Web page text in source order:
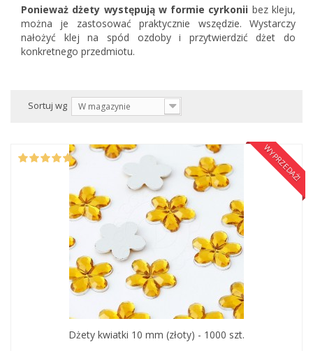
Ponieważ dżety występują w formie cyrkonii bez kleju,
można je zastosować praktycznie wszędzie. Wystarczy
nałożyć klej na spód ozdoby i przytwierdzić dżet do
konkretnego przedmiotu.
Sortuj wg W magazynie
WYPRZEDAŻ!
Dżety kwiatki 10 mm (złoty) - 1000 szt.